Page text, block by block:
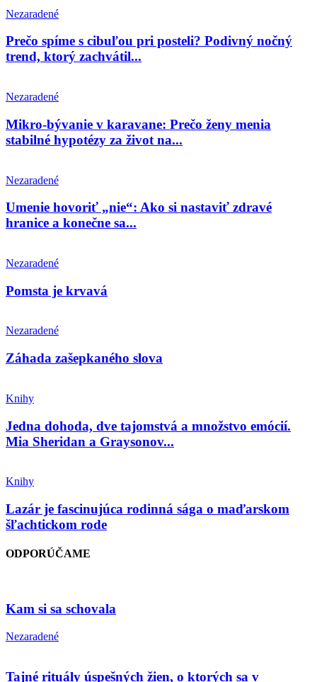
Nezaradené
Prečo spíme s cibuľou pri posteli? Podivný nočný
trend, ktorý zachvátil...
Nezaradené
Mikro-bývanie v karavane: Prečo ženy menia
stabilné hypotézy za život na...
Nezaradené
Umenie hovoriť „nie“: Ako si nastaviť zdravé
hranice a konečne sa...
Nezaradené
Pomsta je krvavá
Nezaradené
Záhada zašepkaného slova
Knihy
Jedna dohoda, dve tajomstvá a množstvo emócií.
Mia Sheridan a Graysonov...
Knihy
Lazár je fascinujúca rodinná sága o maďarskom
šľachtickom rode
ODPORÚČAME
Kam si sa schovala
Nezaradené
Tajné rituály úspešných žien, o ktorých sa v